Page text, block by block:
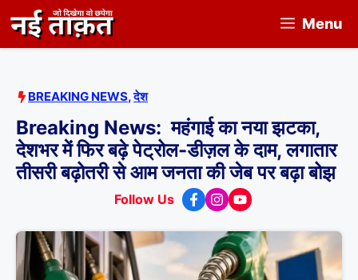
to
content
Menu
BREAKING NEWS,देश
Breaking News: महंगाई का नया झटका,
देशभर में फिर बढ़े पेट्रोल-डीज़ल के दाम, लगातार
तीसरी बढ़ोतरी से आम जनता की जेब पर बढ़ा बोझ
Follow Us